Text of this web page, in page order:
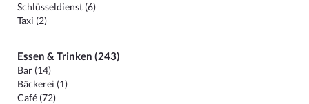
Schlüsseldienst (6)
Taxi (2)
Essen & Trinken (243)
Bar (14)
Bäckerei (1)
Café (72)